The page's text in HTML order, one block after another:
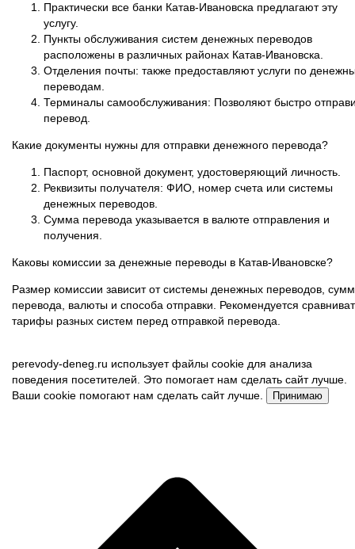
Практически все банки Катав-Ивановска предлагают эту
услугу.
Пункты обслуживания систем денежных переводов
расположены в различных районах Катав-Ивановска.
Отделения почты: также предоставляют услуги по
переводам.
Терминалы самообслуживания: Позволяют быстро
перевод.
Какие документы нужны для отправки денежного перевода?
Паспорт, основной документ, удостоверяющий личность.
Реквизиты получателя: ФИО, номер счета или системы
денежных переводов.
Сумма перевода указывается в валюте отправления и
получения.
Каковы комиссии за денежные переводы в Катав-Ивановске?
Размер комиссии зависит от системы денежных переводов,
перевода, валюты и способа отправки. Рекомендуется
тарифы разных систем перед отправкой перевода.
perevody-deneg.ru использует файлы cookie для анализа
поведения посетителей. Это помогает нам сделать сайт лучше.
Ваши cookie помогают нам сделать сайт лучше.
Принимаю